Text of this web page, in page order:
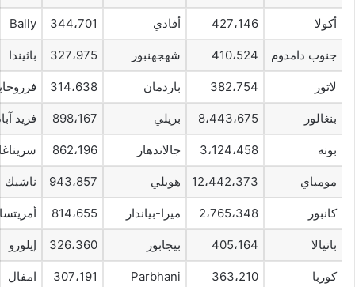
أكولا 427،146 أفادي 344،701 Bally
جنوب دامدوم 410،524 شهجهنبور 327،975 باثيندا
لاتور 382،754 باردمان 314،638
بنغالور 8،443،675 بريلي 898،167 فريد
بونه 3،124،458 جالاندهار 862،196
مومباي 12،442،373 هوبلي 943،857 ناشيك
كانبور 2،765،348 ميرا-بياندار 814،655
باتيالا 405،164 بيجابور 326،360 إيلورو
كوربا 363،210 Parbhani 307،191 امفال